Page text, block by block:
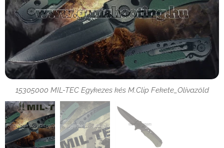
15305000 MIL-TEC Egykezes kés M.Clip Fekete_Olívazöld
15305000 MIL-TEC Egykezes kés M.Clip Fekete_Olívazöld